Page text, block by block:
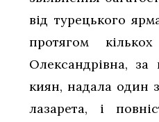
від турецького
протягом
Олександрівна, за
киян, надала один
лазарета, і